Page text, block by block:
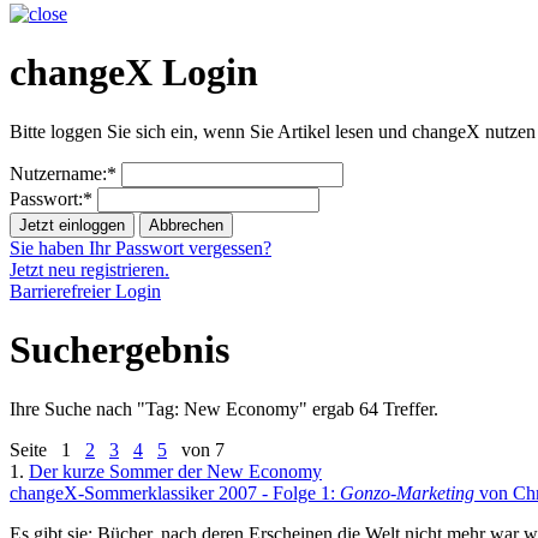
changeX Login
Bitte loggen Sie sich ein, wenn Sie Artikel lesen und changeX
Nutzername:*
Passwort:*
Jetzt einloggen Abbrechen
Sie haben Ihr Passwort vergessen?
Jetzt neu registrieren.
Barrierefreier Login
Suchergebnis
Ihre Suche nach "Tag: New Economy" ergab 64 Treffer.
Seite 1 2 3 4 5 von 7
1. Der kurze Sommer der New Economy
changeX-Sommerklassiker 2007 - Folge 1: Gonzo-Marketing von
Es gibt sie: Bücher, nach deren Erscheinen die Welt nicht mehr war